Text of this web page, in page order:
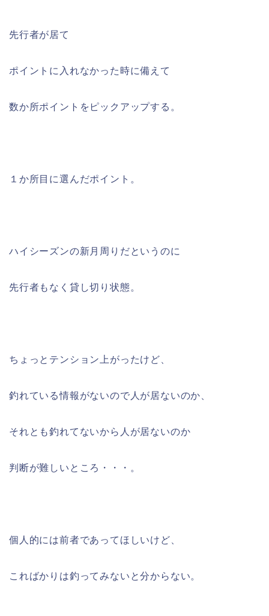
先行者が居て
ポイントに入れなかった時に備えて
数か所ポイントをピックアップする。
１か所目に選んだポイント。
ハイシーズンの新月周りだというのに
先行者もなく貸し切り状態。
ちょっとテンション上がったけど、
釣れている情報がないので人が居ないのか、
それとも釣れてないから人が居ないのか
判断が難しいところ・・・。
個人的には前者であってほしいけど、
こればかりは釣ってみないと分からない。